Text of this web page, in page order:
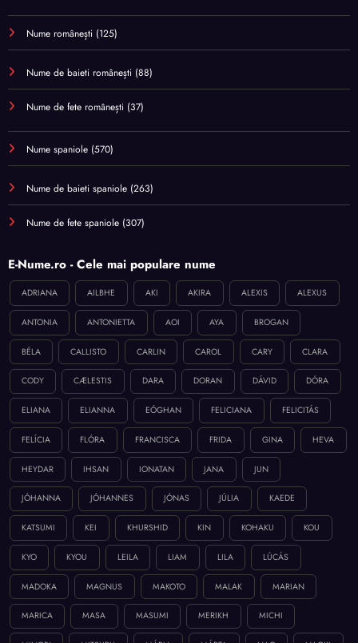
Nume românești (125)
Nume de baieti românești (88)
Nume de fete românești (37)
Nume spaniole (570)
Nume de baieti spaniole (263)
Nume de fete spaniole (307)
E-Nume.ro - Cele mai populare nume
ADRIANA AILBHE AKI AKIRA ALEXIS ALEXUS
ANTONIA ANTONIETTA AOI AYA BROGAN
BÉLA CALLISTO CARLIN CAROL CARY CLARA
CODY CÆLESTIS DARA DORAN DÁVID DÓRA
ELIANA ELIANNA EÓGHAN FELICIANA FELICITÁS
FELÍCIA FLÓRA FRANCISCA FRIDA GINA HEVA
HEYDAR IHSAN IONATAN JANA JUN
JÓHANNA JÓHANNES JÓNAS JÚLIA KAEDE
KATSUMI KEI KHURSHID KIN KOHAKU KOU
KYO KYOU LEILA LIAM LILA LÚCÁS
MADOKA MAGNUS MAKOTO MALAK MARIAN
MARICA MASA MASUMI MERIKH MICHI